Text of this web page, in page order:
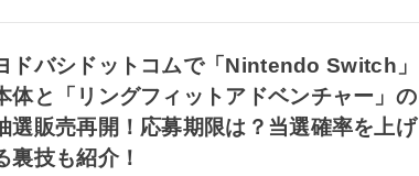
ドバシドットコムで「Nintendo Switch」
体と「リングフィットアドベンチャー」の
選販売再開！応募期限は？当選確率を上げ
裏技も紹介！